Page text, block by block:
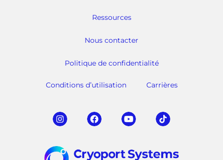
Ressources
Nous contacter
Politique de confidentialité
Conditions d’utilisation Carrières